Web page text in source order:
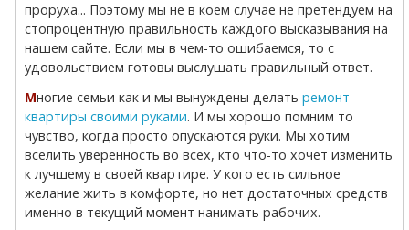
проруха... Поэтому мы не в коем случае не претендуем на
стопроцентную правильность каждого высказывания на
нашем сайте. Если мы в чем-то ошибаемся, то с
удовольствием готовы выслушать правильный ответ.
Многие семьи как и мы вынуждены делатьремонт
квартиры своими руками. И мы хорошо помним то
чувство, когда просто опускаются руки. Мы хотим
вселить уверенность во всех, кто что-то хочет изменить
к лучшему в своей квартире. У кого есть сильное
желание жить в комфорте, но нет достаточных средств
именно в текущий момент нанимать рабочих.